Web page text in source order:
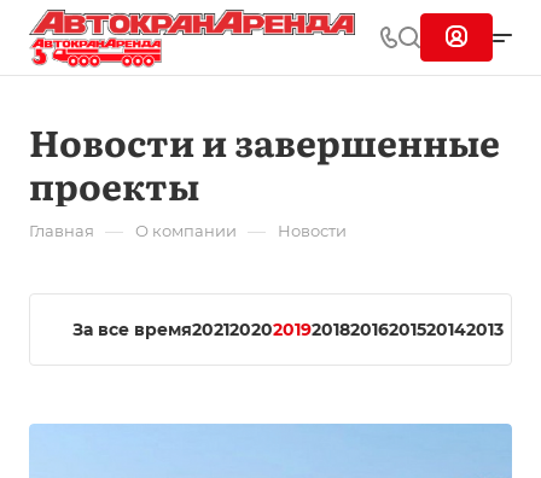
Новости и завершенные
проекты
Главная — О компании — Новости
За все время20212020201920182016201520142013